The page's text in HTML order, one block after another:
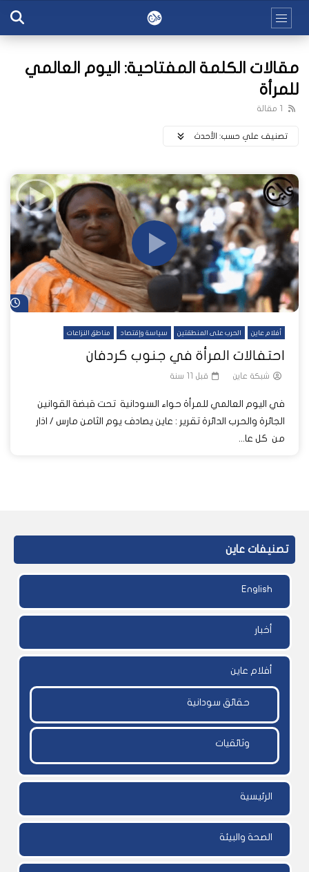
مقالات الكلمة المفتاحية: اليوم العالمي
للمرأة
1 مقالة
تصنيف علي حسب: اﻷحدث
أفلام عاين الحرب على المنطقتين سياسة وإقتصاد مناطق النزاعات
احتفالات المرأة في جنوب كردفان
شبكة عاين قبل 11 سنة
في اليوم العالمي للمرأة حواء السودانية تحت قبضة القوانين
الجائرة والحرب الدائرة تقرير : عاين يصادف يوم الثامن مارس / اذار
من كل عا...
تصنيفات عاين
English
أخبار
أفلام عاين
حقائق سودانية
وثائقيات
الرئيسية
الصحة والبيئة